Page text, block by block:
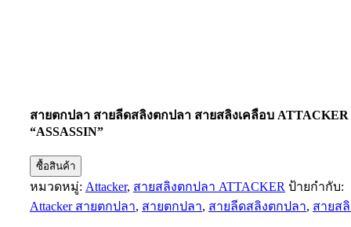
สายตกปลา สายลีดสลิงตกปลา สายสลิงเคลือบ ATTACKER
“ASSASSIN”
ซื้อสินค้า
หมวดหมู่: Attacker, สายสลิงตกปลา ATTACKER ป้ายกำกับ:
Attacker สายตกปลา, สายตกปลา, สายลีดสลิงตกปลา, สายส